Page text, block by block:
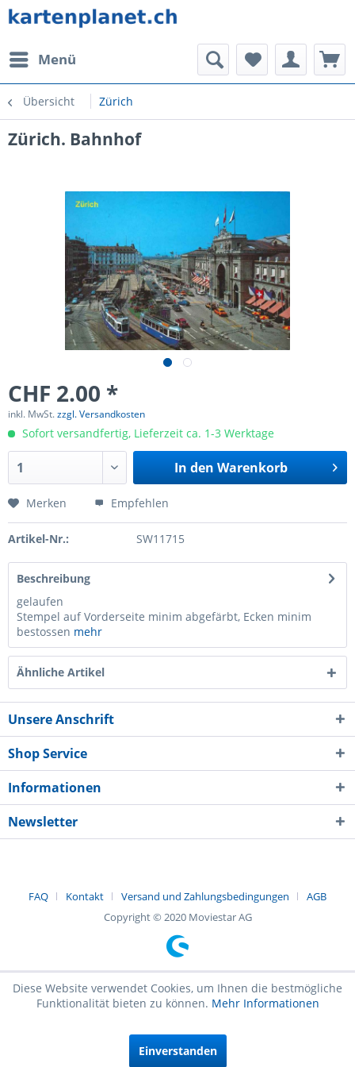
Menü
Übersicht Zürich
Zürich. Bahnhof
CHF 2.00 *
inkl. MwSt.zzgl. Versandkosten
Sofort versandfertig, Lieferzeit ca. 1-3 Werktage
In den Warenkorb
Merken Empfehlen
Artikel-Nr.: SW11715
Beschreibung
gelaufen
Stempel auf Vorderseite minim abgefärbt, Ecken minim
bestossen mehr
Ähnliche Artikel
Unsere Anschrift
Shop Service
Informationen
Newsletter
FAQ Kontakt Versand und Zahlungsbedingungen
AGB
Copyright © 2020 Moviestar AG
Diese Website verwendet Cookies, um Ihnen die bestmögliche
Funktionalität bieten zu können. Mehr Informationen
Einverstanden